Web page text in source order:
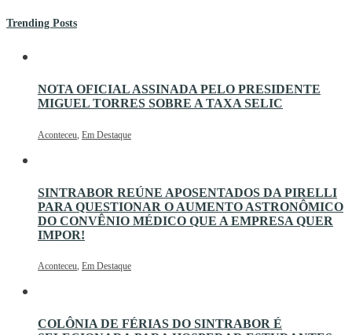
Trending Posts
NOTA OFICIAL ASSINADA PELO PRESIDENTE
MIGUEL TORRES SOBRE A TAXA SELIC
Aconteceu Em Destaque
SINTRABOR REÚNE APOSENTADOS DA PIRELLI
PARA QUESTIONAR O AUMENTO ASTRONÔMICO
DO CONVÊNIO MÉDICO QUE A EMPRESA QUER
IMPOR!
Aconteceu, Em Destaque
COLÔNIA DE FÉRIAS DO SINTRABOR É